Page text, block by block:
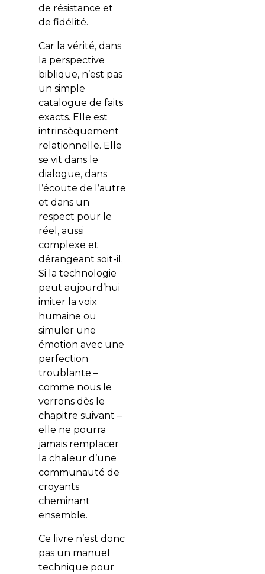
de résistance et
de fidélité.
Car la vérité, dans
la perspective
biblique, n’est pas
un simple
catalogue de faits
exacts. Elle est
intrinsèquement
relationnelle. Elle
se vit dans le
dialogue, dans
l’écoute de l’autre
et dans un
respect pour le
réel, aussi
complexe et
dérangeant soit-il.
Si la technologie
peut aujourd’hui
imiter la voix
humaine ou
simuler une
émotion avec une
perfection
troublante –
comme nous le
verrons dès le
chapitre suivant –
elle ne pourra
jamais remplacer
la chaleur d’une
communauté de
croyants
cheminant
ensemble.
Ce livre n’est donc
pas un manuel
technique pour